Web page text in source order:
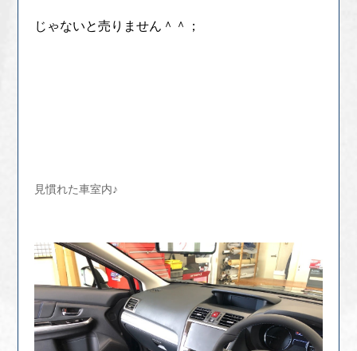
じゃないと売りません＾＾；
見慣れた車室内♪